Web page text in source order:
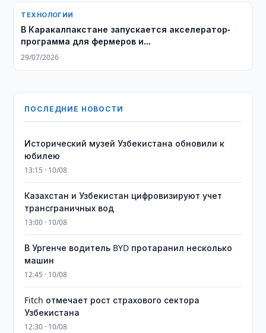
ТЕХНОЛОГИИ
В Каракалпакстане запускается акселератор-
программа для фермеров и
агропредпринимателей
29/07/2026
ПОСЛЕДНИЕ НОВОСТИ
Исторический музей Узбекистана обновили к
юбилею
13:15 · 10/08
Казахстан и Узбекистан цифровизируют учет
трансграничных вод
13:00 · 10/08
В Ургенче водитель BYD протаранил несколько
машин
12:45 · 10/08
Fitch отмечает рост страхового сектора
Узбекистана
12:30 · 10/08